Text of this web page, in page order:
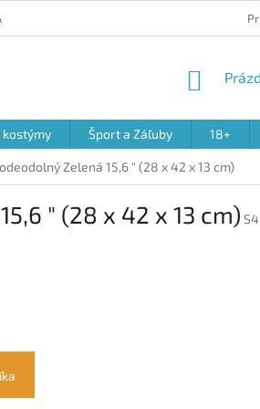
PRODUKTOV OBCHODNÉ
kostýmy Šport a Záľuby 18+
Zelená 15,6 " (28 x 42 x 13 cm)
" (28 x 42 x 13 cm)